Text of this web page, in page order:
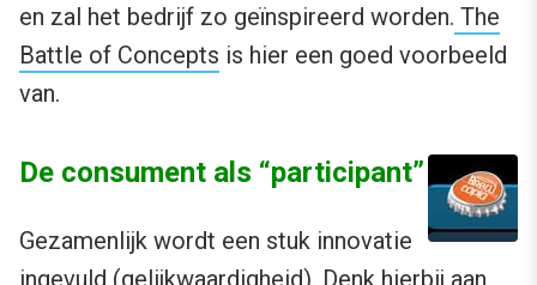
en zal het bedrijf zo geïnspireerd worden. The
Battle of Concepts is hier een goed voorbeeld
van.
De consument als “participant”
Gezamenlijk wordt een stuk innovatie
ingevuld (gelijkwaardigheid). Denk hierbij aan